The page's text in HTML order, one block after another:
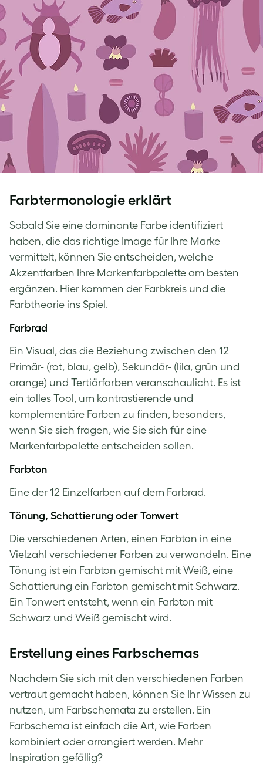
Farbtermonologie erklärt
Sobald Sie eine dominante Farbe identifiziert
haben, die das richtige Image für Ihre Marke
vermittelt, können Sie entscheiden, welche
Akzentfarben Ihre Markenfarbpalette am besten
ergänzen. Hier kommen der Farbkreis und die
Farbtheorie ins Spiel.
Farbrad
Ein Visual, das die Beziehung zwischen den 12
Primär- (rot, blau, gelb), Sekundär- (lila, grün und
orange) und Tertiärfarben veranschaulicht. Es ist
ein tolles Tool, um kontrastierende und
komplementäre Farben zu finden, besonders,
wenn Sie sich fragen, wie Sie sich für eine
Markenfarbpalette entscheiden sollen.
Farbton
Eine der 12 Einzelfarben auf dem Farbrad.
Tönung, Schattierung oder Tonwert
Die verschiedenen Arten, einen Farbton in eine
Vielzahl verschiedener Farben zu verwandeln. Eine
Tönung ist ein Farbton gemischt mit Weiß, eine
Schattierung ein Farbton gemischt mit Schwarz.
Ein Tonwert entsteht, wenn ein Farbton mit
Schwarz und Weiß gemischt wird.
Erstellung eines Farbschemas
Nachdem Sie sich mit den verschiedenen Farben
vertraut gemacht haben, können Sie Ihr Wissen zu
nutzen, um Farbschemata zu erstellen. Ein
Farbschema ist einfach die Art, wie Farben
kombiniert oder arrangiert werden. Mehr
Inspiration gefällig?